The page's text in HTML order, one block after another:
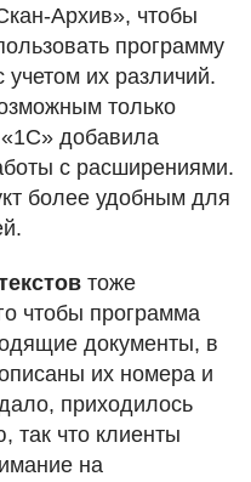
Архив», чтобы
программу
их различий.
только
добавила
с расширениями.
более удобным для
тоже
чтобы программа
документы, в
их номера и
приходилось
так что клиенты
на